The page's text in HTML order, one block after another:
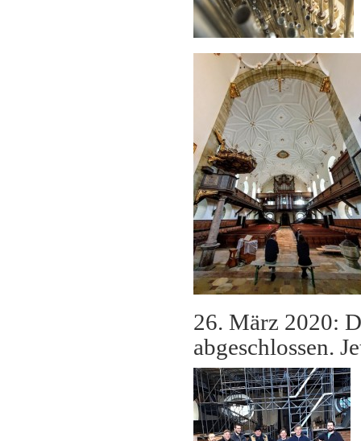
26. März 2020:
abgeschlossen.